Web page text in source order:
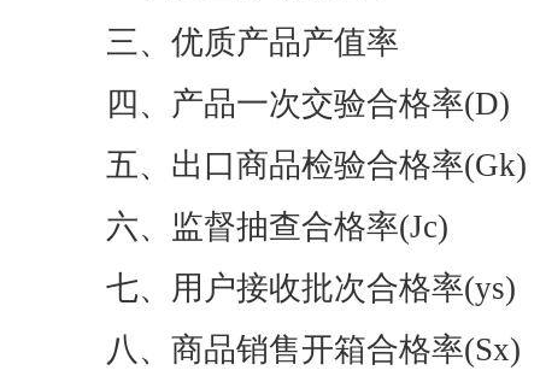
三、优质产品产值率
四、产品一次交验合格率(D)
五、出口商品检验合格率(Gk)
六、监督抽查合格率(Jc)
七、用户接收批次合格率(ys)
八、商品销售开箱合格率(Sx)